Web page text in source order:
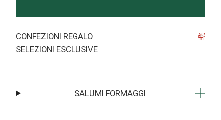
CONFEZIONI REGALO
SELEZIONI ESCLUSIVE
SALUMI FORMAGGI